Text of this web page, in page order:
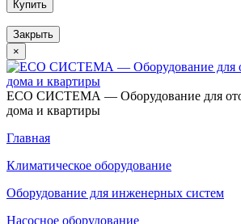
Купить
Закрыть
×
ECO СИСТЕМА — Оборудование для
дома и квартиры
Главная
Климатическое оборудование
Оборудование для инженерных систем
Насосное оборудование